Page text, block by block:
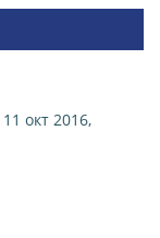
11 окт 2016,